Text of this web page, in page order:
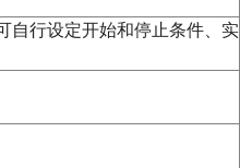
自行设定开始和停止条件、实